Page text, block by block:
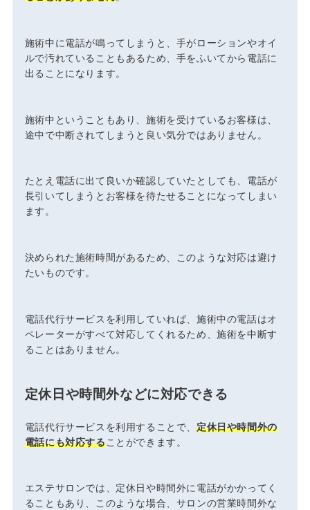
施術中に電話が鳴ってしまうと、手がローションやオイ
ルで汚れていることもあるため、手をふいてから電話に
出ることになります。
施術中ということもあり、施術を受けているお客様は、
途中で中断されてしまうと良い気分ではありません。
たとえ電話に出て良いか確認していたとしても、電話が
長引いてしまうとお客様を待たせることになってしまい
ます。
決められた施術時間があるため、このような対応は避け
たいものです。
電話代行サービスを利用していれば、施術中の電話はオ
ペレーターがすべて対応してくれるため、施術を中断す
ることはありません。
定休日や時間外などに対応できる
電話代行サービスを利用することで、定休日や時間外の
電話にも対応することができます。
エステサロンでは、定休日や時間外に電話がかかってく
ることもあり、このような場合、サロンの営業時間外な